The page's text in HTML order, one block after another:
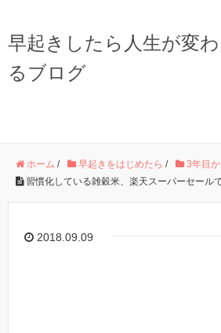
早起きしたら人生が変
るブログ
ホーム / 早起きをはじめたら / 3年目
習慣化している雑穀米、楽天スーパーセール
2018.09.09